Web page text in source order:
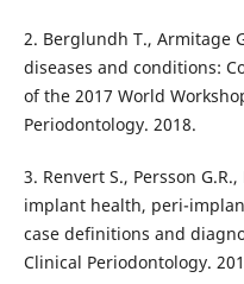
2. Berglundh T., Armitage
diseases and conditions:
of the 2017 World
Periodontology. 2018.
3. Renvert S., Persson
implant health, peri-
case definitions and
Clinical Periodontology.